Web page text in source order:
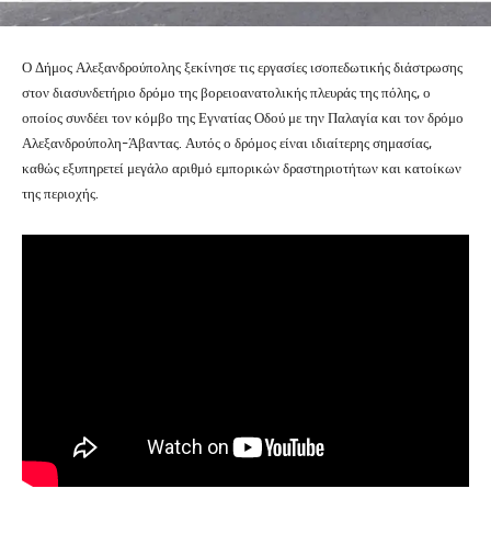
Ο Δήμος Αλεξανδρούπολης ξεκίνησε τις εργασίες ισοπεδωτικής διάστρωσης
στον διασυνδετήριο δρόμο της βορειοανατολικής πλευράς της πόλης, ο
οποίος συνδέει τον κόμβο της Εγνατίας Οδού με την Παλαγία και τον δρόμο
Αλεξανδρούπολη-Άβαντας. Αυτός ο δρόμος είναι ιδιαίτερης σημασίας,
καθώς εξυπηρετεί μεγάλο αριθμό εμπορικών δραστηριοτήτων και κατοίκων
της περιοχής.